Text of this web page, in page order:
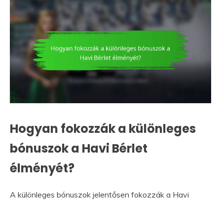
Hogyan fokozzák a különleges
bónuszok a Havi Bérlet
élményét?
A különleges bónuszok jelentősen fokozzák a Havi